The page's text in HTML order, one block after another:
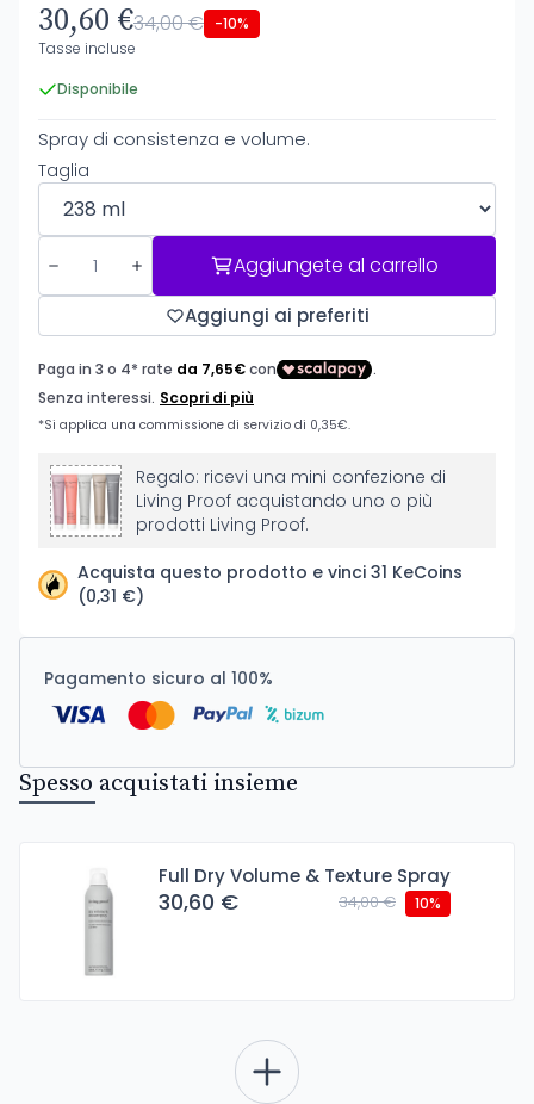
30,60 €34,00 € -10%
Tasse incluse
Disponibile
Spray di consistenza e volume.
Taglia
Aggiungete al carrello
Aggiungi ai preferiti
Regalo: ricevi una mini confezione di
Living Proof acquistando uno o più
prodotti Living Proof.
Acquista questo prodotto e vinci 31 KeCoins
(0,31 €)
Pagamento sicuro al 100%
Spesso acquistati insieme
Full Dry Volume & Texture Spray
30,60 € 34,00 € 10%